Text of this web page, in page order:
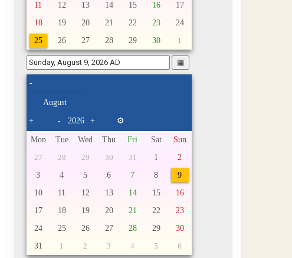
11
12 13 14 15 16
17
18
19 20 21 22 23
24
25
26 27 28 29 30 1
▦
-
+ - + ⚙
Mon Tue Wed Thu Fri Sat Sun
27 28 29 30 31 1
2
3
4 5 6 7 8
9
10
11 12 13 14 15
16
17
18 19 20 21 22
23
24
25 26 27 28 29
30
31
1 2 3 4 5 6